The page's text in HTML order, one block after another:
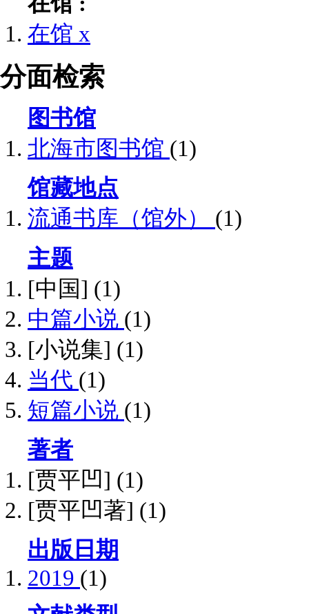
在馆 x
分面检索
图书馆
北海市图书馆 (1)
馆藏地点
流通书库（馆外） (1)
主题
[中国] (1)
中篇小说 (1)
[小说集] (1)
当代 (1)
短篇小说 (1)
著者
[贾平凹] (1)
[贾平凹著] (1)
出版日期
2019 (1)